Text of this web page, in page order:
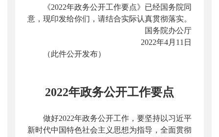
《2022年政务公开工作要点》已经国务院同
意，现印发给你们，请结合实际认真贯彻落实。
国务院办公厅
2022年4月11日
（此件公开发布）
2022年政务公开工作要点
做好2022年政务公开工作，要坚持以习近平
新时代中国特色社会主义思想为指导，全面贯彻